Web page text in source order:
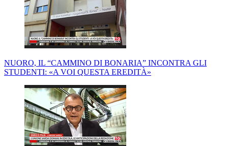
NUORO, IL “CAMMINO DI BONARIA” INCONTRA GLI
STUDENTI: «A VOI QUESTA EREDITÀ»